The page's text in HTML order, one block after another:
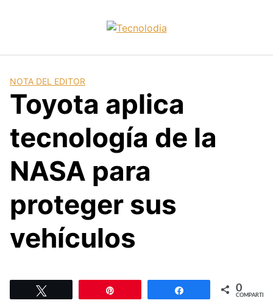
NOTA DEL EDITOR
Toyota aplica
tecnología de la
NASA para
proteger sus
vehículos
Compartir 0
COMPARTIR